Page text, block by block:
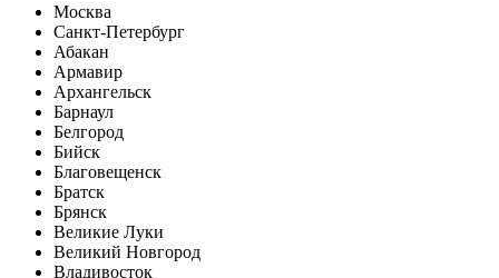
Москва
Санкт-Петербург
Абакан
Армавир
Архангельск
Барнаул
Белгород
Бийск
Благовещенск
Братск
Брянск
Великие Луки
Великий Новгород
Владивосток